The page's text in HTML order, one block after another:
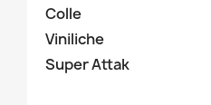
Colle
Viniliche
Super Attak